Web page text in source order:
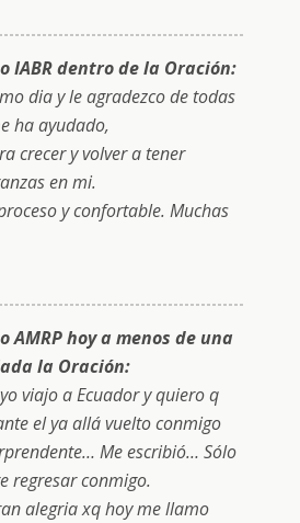
IABR dentro de la Oración:
dia y le agradezco de todas
ha ayudado,
crecer y volver a tener
en mi.
y confortable. Muchas
AMRP hoy a menos de una
la Oración:
viajo a Ecuador y quiero q
el ya allá vuelto conmigo
Me escribió… Sólo
regresar conmigo.
alegria xq hoy me llamo